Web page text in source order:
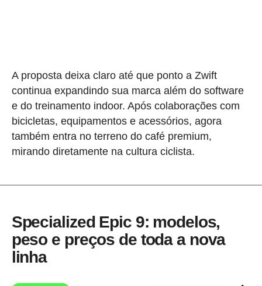
A proposta deixa claro até que ponto a Zwift
continua expandindo sua marca além do software
e do treinamento indoor. Após colaborações com
bicicletas, equipamentos e acessórios, agora
também entra no terreno do café premium,
mirando diretamente na cultura ciclista.
Specialized Epic 9: modelos,
peso e preços de toda a nova
linha